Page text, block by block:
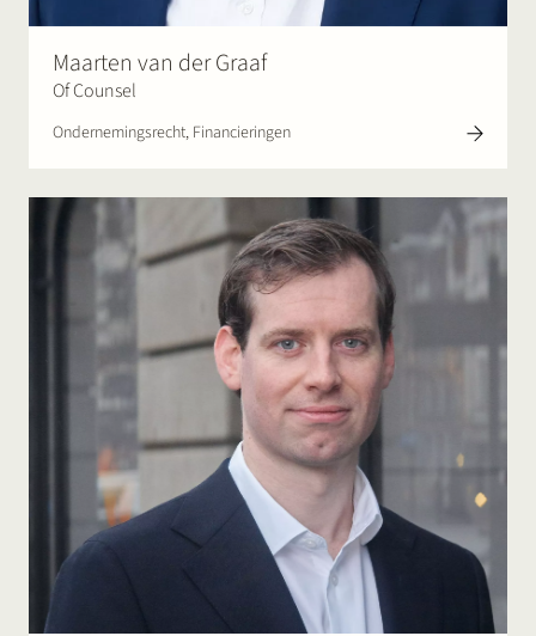
Maarten van der Graaf
Of Counsel
Ondernemingsrecht, Financieringen